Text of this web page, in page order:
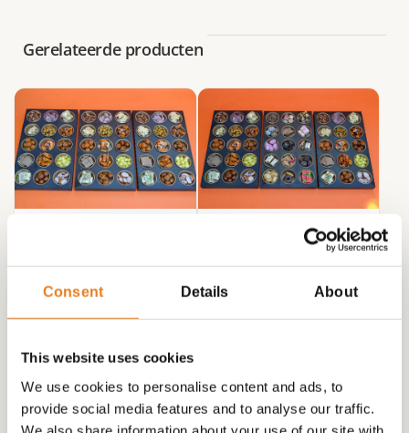
Consent Details About
This website uses cookies
We use cookies to personalise content and ads, to
provide social media features and to analyse our traffic.
Gerelateerde producten
(met uitneembare
bakjes)
PARTY-DUO +
DESSERT-BITES 3
PLATEAU’S (met
uitneembare bakjes)